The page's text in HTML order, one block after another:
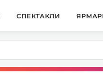
СПЕКТАКЛИ